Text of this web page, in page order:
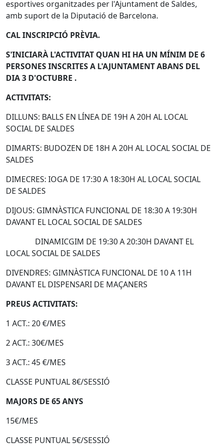
esportives organitzades per l'Ajuntament de Saldes,
amb suport de la Diputació de Barcelona.
CAL INSCRIPCIÓ PRÈVIA.
S'INICIARÀ L'ACTIVITAT QUAN HI HA UN MÍNIM DE 6
PERSONES INSCRITES A L'AJUNTAMENT ABANS DEL
DIA 3 D'OCTUBRE .
ACTIVITATS:
DILLUNS: BALLS EN LÍNEA DE 19H A 20H AL LOCAL
SOCIAL DE SALDES
DIMARTS: BUDOZEN DE 18H A 20H AL LOCAL SOCIAL DE
SALDES
DIMECRES: IOGA DE 17:30 A 18:30H AL LOCAL SOCIAL
DE SALDES
DIJOUS: GIMNÀSTICA FUNCIONAL DE 18:30 A 19:30H
DAVANT EL LOCAL SOCIAL DE SALDES
DINAMICGIM DE 19:30 A 20:30H DAVANT EL
LOCAL SOCIAL DE SALDES
DIVENDRES: GIMNÀSTICA FUNCIONAL DE 10 A 11H
DAVANT EL DISPENSARI DE MAÇANERS
PREUS ACTIVITATS:
1 ACT.: 20 €/MES
2 ACT.: 30€/MES
3 ACT.: 45 €/MES
CLASSE PUNTUAL 8€/SESSIÓ
MAJORS DE 65 ANYS
15€/MES
CLASSE PUNTUAL 5€/SESSIÓ